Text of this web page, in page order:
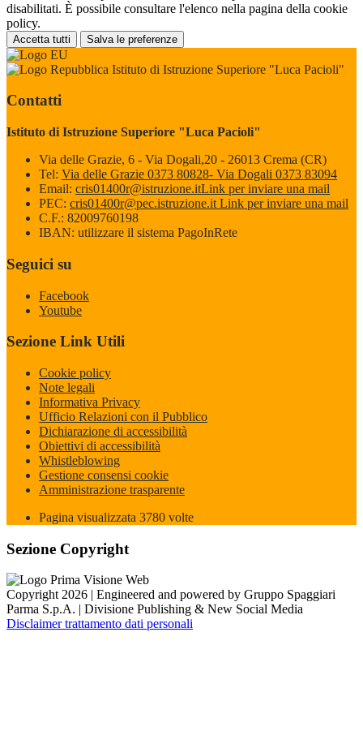
disabilitati. È possibile consultare l'elenco nella pagina della cookie
policy.
Accetta tutti Salva le preferenze
Istituto di Istruzione Superiore "Luca Pacioli"
Contatti
Istituto di Istruzione Superiore "Luca Pacioli"
Via delle Grazie, 6 - Via Dogali,20 - 26013 Crema (CR)
Tel: Via delle Grazie 0373 80828- Via Dogali 0373 83094
Email: cris01400r@istruzione.itLink per inviare una mail
PEC: cris01400r@pec.istruzione.it Link per inviare una mail
C.F.: 82009760198
IBAN: utilizzare il sistema PagoInRete
Seguici su
Facebook
Youtube
Sezione Link Utili
Cookie policy
Note legali
Informativa Privacy
Ufficio Relazioni con il Pubblico
Dichiarazione di accessibilità
Obiettivi di accessibilità
Whistleblowing
Gestione consensi cookie
Amministrazione trasparente
Pagina visualizzata 3780 volte
Sezione Copyright
Copyright 2026 | Engineered and powered by Gruppo Spaggiari
Parma S.p.A. | Divisione Publishing & New Social Media
Disclaimer trattamento dati personali